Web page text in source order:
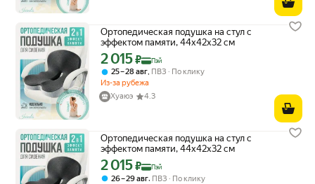
Ортопедическая подушка на стул с
эффектом памяти, 44x42x32 см
Цена с картой Яндекс Пэй 2015 ₽ вместо
2 015₽ Пэй
25 – 28 авг ПВЗ
По клику
Из-за рубежа
Хуаюэ
4.3
Ортопедическая подушка на стул с
эффектом памяти, 44x42x32 см
Цена с картой Яндекс Пэй 2015 ₽ вместо
2 015₽ Пэй
26 – 29 авг, ПВЗ
По клику